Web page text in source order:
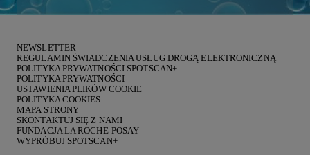
NEWSLETTER
REGULAMIN ŚWIADCZENIA USŁUG DROGĄ ELEKTRONICZNĄ
POLITYKA PRYWATNOŚCI SPOTSCAN+
POLITYKA PRYWATNOŚCI
USTAWIENIA PLIKÓW COOKIE
POLITYKA COOKIES
MAPA STRONY
SKONTAKTUJ SIĘ Z NAMI
FUNDACJA LA ROCHE-POSAY
WYPRÓBUJ SPOTSCAN+